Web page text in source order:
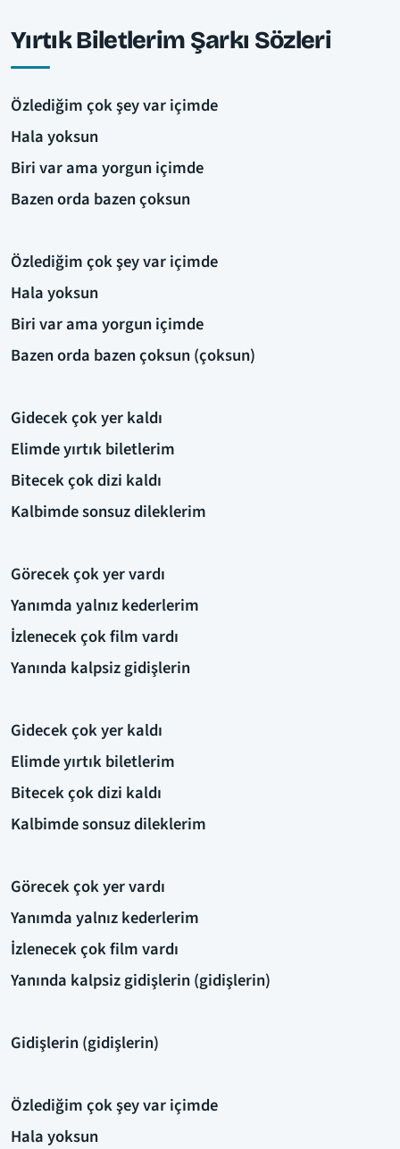
Yırtık Biletlerim Şarkı Sözleri
Özlediğim çok şey var içimde
Hala yoksun
Biri var ama yorgun içimde
Bazen orda bazen çoksun
Özlediğim çok şey var içimde
Hala yoksun
Biri var ama yorgun içimde
Bazen orda bazen çoksun (çoksun)
Gidecek çok yer kaldı
Elimde yırtık biletlerim
Bitecek çok dizi kaldı
Kalbimde sonsuz dileklerim
Görecek çok yer vardı
Yanımda yalnız kederlerim
İzlenecek çok film vardı
Yanında kalpsiz gidişlerin
Gidecek çok yer kaldı
Elimde yırtık biletlerim
Bitecek çok dizi kaldı
Kalbimde sonsuz dileklerim
Görecek çok yer vardı
Yanımda yalnız kederlerim
İzlenecek çok film vardı
Yanında kalpsiz gidişlerin (gidişlerin)
Gidişlerin (gidişlerin)
Özlediğim çok şey var içimde
Hala yoksun